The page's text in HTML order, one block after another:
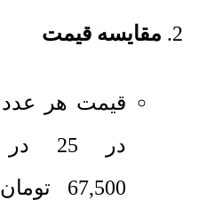
مقایسه قیمت
قیمت هر عدد
در 25 در 60 سانتی‌متر
67,500
تومان